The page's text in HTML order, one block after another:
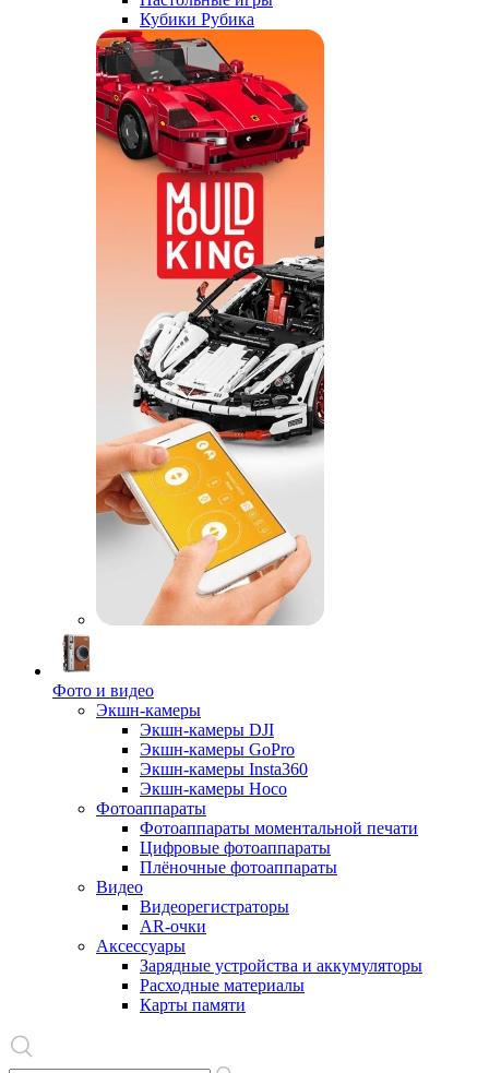
Кубики Рубика
Фото и видео
Экшн-камеры
Экшн-камеры DJI
Экшн-камеры GoPro
Экшн-камеры Insta360
Экшн-камеры Hoco
Фотоаппараты
Фотоаппараты моментальной печати
Цифровые фотоаппараты
Плёночные фотоаппараты
Видео
Видеорегистраторы
AR-очки
Аксессуары
Зарядные устройства и аккумуляторы
Расходные материалы
Карты памяти